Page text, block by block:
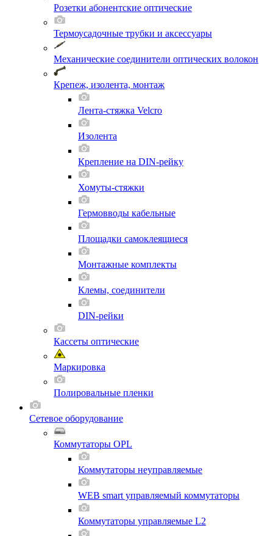
Розетки абонентские оптические
Термоусадочные трубки и аксессуары
Механические соединители оптических волокон
Крепеж, изолента, монтаж
Лента-стяжка Velcro
Изолента
Крепление на DIN-рейку
Хомуты-стяжки
Гермовводы кабельные
Площадки самоклеящиеся
Монтажные комплекты
Клемы, соединители
DIN-рейки
Кассеты оптические
Маркировка
Полировальные пленки
Сетевое оборудование
Коммутаторы OPL
Коммутаторы неуправляемые
WEB smart управляемый коммутаторы
Коммутаторы управляемые L2